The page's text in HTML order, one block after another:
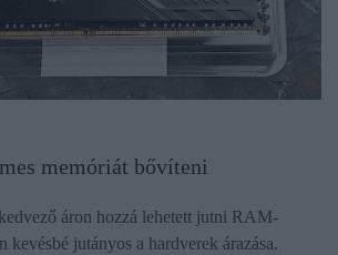
memóriát bővíteni
áron hozzá lehetett jutni RAM-
kevésbé jutányos a hardverek árazása.